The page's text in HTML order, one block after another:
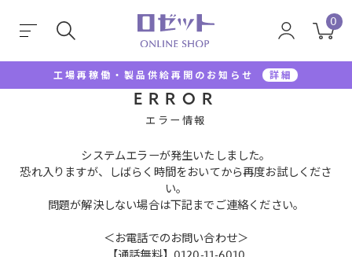
0
工場再稼働・製品供給再開のお知らせ 詳細
ERROR
エラー情報
システムエラーが発生いたしました。
恐れ入りますが、しばらく時間をおいてから再度お試しくださ
い。
問題が解決しない場合は下記までご連絡ください。
＜お電話でのお問い合わせ＞